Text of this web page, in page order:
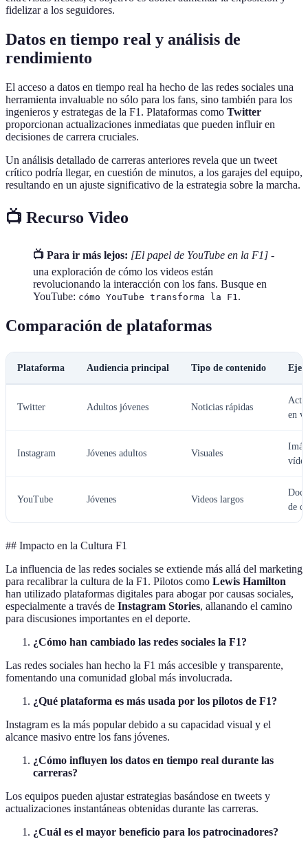
fidelizar a los seguidores.
Datos en tiempo real y análisis de
rendimiento
El acceso a datos en tiempo real ha hecho de las redes sociales una
herramienta invaluable no sólo para los fans, sino también para los
ingenieros y estrategas de la F1. Plataformas como Twitter
proporcionan actualizaciones inmediatas que pueden influir en
decisiones de carrera cruciales.
Un análisis detallado de carreras anteriores revela que un tweet
crítico podría llegar, en cuestión de minutos, a los garajes del equipo,
resultando en un ajuste significativo de la estrategia sobre la marcha.
📺 Recurso Video
📺 Para ir más lejos: [El papel de YouTube en la F1] -
una exploración de cómo los videos están
revolucionando la interacción con los fans. Busque en
YouTube: cómo YouTube transforma la F1 .
Comparación de plataformas
Plataforma Audiencia principal Tipo de contenido
Twitter Adultos jóvenes Noticias rápidas
en
Instagram Jóvenes adultos Visuales
YouTube Jóvenes Videos largos
de
## Impacto en la Cultura F1
La influencia de las redes sociales se extiende más allá del marketing
para recalibrar la cultura de la F1. Pilotos como Lewis Hamilton
han utilizado plataformas digitales para abogar por causas sociales,
especialmente a través de Instagram Stories, allanando el camino
para discusiones importantes en el deporte.
¿Cómo han cambiado las redes sociales la F1?
Las redes sociales han hecho la F1 más accesible y transparente,
fomentando una comunidad global más involucrada.
¿Qué plataforma es más usada por los pilotos de F1?
Instagram es la más popular debido a su capacidad visual y el
alcance masivo entre los fans jóvenes.
¿Cómo influyen los datos en tiempo real durante las
carreras?
Los equipos pueden ajustar estrategias basándose en tweets y
actualizaciones instantáneas obtenidas durante las carreras.
¿Cuál es el mayor beneficio para los patrocinadores?